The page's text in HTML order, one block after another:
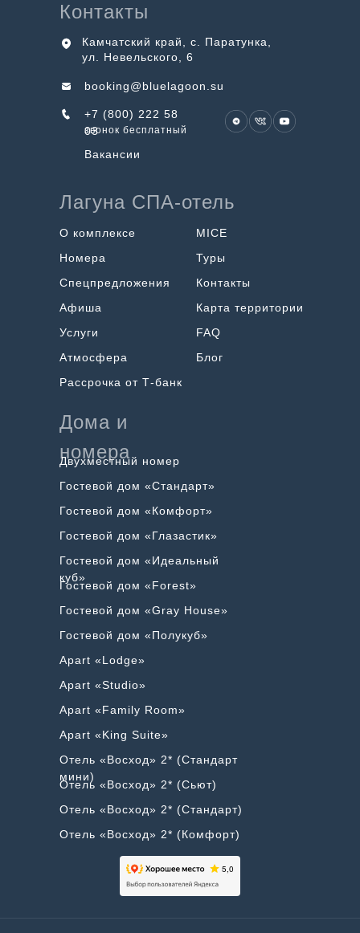
Афиша
Лагуна СПА-отель
Карта территории
Блог
О комплексе
Номера
Услуги
Контакты
FAQ
Туры
Атмосфера
Спецпредложения
MICE
Дома и
номера
Apart «King Suite»
Apart «Family Room»
Apart «Studio»
Apart «Lodge»
Гостевой дом «Глазастик»
Гостевой дом «Комфорт»
Гостевой дом «Стандарт»
Двухместный номер
Гостевой дом «Полукуб»
Гостевой дом «Gray House»
Гостевой дом «Forest»
Отель «Восход» 2* (Стандарт
мини)
Отель «Восход» 2* (Сьют)
Отель «Восход» 2* (Стандарт)
Отель «Восход» 2* (Комфорт)
Гостевой дом «Идеальный
куб»
Контакты
Вакансии
Камчатский край, с. Паратунка,
ул. Невельского, 6
+7 (800) 222 58
03
звонок бесплатный
booking@bluelagoon.su
Рассрочка от Т-банк